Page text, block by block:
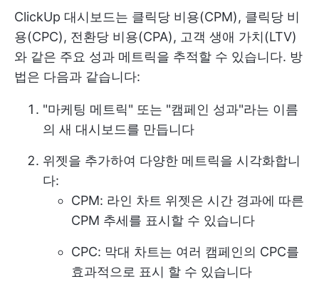
ClickUp 대시보드는 클릭당 비용(CPM), 클릭당 비
용(CPC), 전환당 비용(CPA), 고객 생애 가치(LTV)
와 같은 주요 성과 메트릭을 추적할 수 있습니다. 방
법은 다음과 같습니다:
"마케팅 메트릭" 또는 "캠페인 성과"라는 이름
의 새 대시보드를 만듭니다
위젯을 추가하여 다양한 메트릭을 시각화합니
다:
CPM: 라인 차트 위젯은 시간 경과에 따른
CPM 추세를 표시할 수 있습니다
CPC: 막대 차트는 여러 캠페인의 CPC를
효과적으로 표시 할 수 있습니다